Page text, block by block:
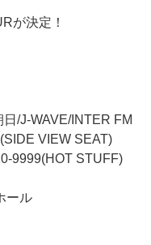
が決定！
/J-WAVE/INTER FM
VIEW SEAT)
9999(HOT STUFF)
ール